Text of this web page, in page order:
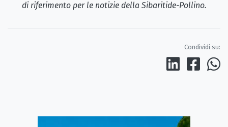
di riferimento per le notizie della Sibaritide-Pollino.
Condividi su: